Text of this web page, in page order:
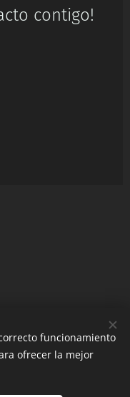
contigo!
funcionamiento
ofrecer la mejor